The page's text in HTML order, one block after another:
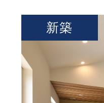
新築